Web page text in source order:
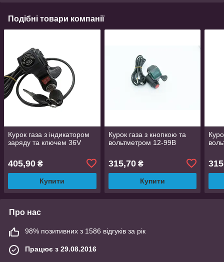
Подібні товари компанії
Курок газа з індикатором
заряду та ключем 36V
405,90 ₴
Купити
Курок газа з кнопкою та
вольтметром 12-99В
315,70₴
Купити
Про нас
98% позитивних з 1586 відгуків за рік
Працює з 29.08.2016